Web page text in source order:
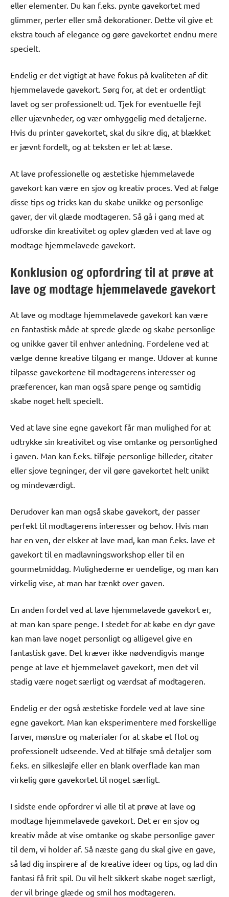
eller elementer. Du kan f.eks. pynte gavekortet med
glimmer, perler eller små dekorationer. Dette vil give et
ekstra touch af elegance og gøre gavekortet endnu mere
specielt.
Endelig er det vigtigt at have fokus på kvaliteten af dit
hjemmelavede gavekort. Sørg for, at det er ordentligt
lavet og ser professionelt ud. Tjek for eventuelle fejl
eller ujævnheder, og vær omhyggelig med detaljerne.
Hvis du printer gavekortet, skal du sikre dig, at blækket
er jævnt fordelt, og at teksten er let at læse.
At lave professionelle og æstetiske hjemmelavede
gavekort kan være en sjov og kreativ proces. Ved at følge
disse tips og tricks kan du skabe unikke og personlige
gaver, der vil glæde modtageren. Så gå i gang med at
udforske din kreativitet og oplev glæden ved at lave og
modtage hjemmelavede gavekort.
Konklusion og opfordring til at prøve at
lave og modtage hjemmelavede gavekort
At lave og modtage hjemmelavede gavekort kan være
en fantastisk måde at sprede glæde og skabe personlige
og unikke gaver til enhver anledning. Fordelene ved at
vælge denne kreative tilgang er mange. Udover at kunne
tilpasse gavekortene til modtagerens interesser og
præferencer, kan man også spare penge og samtidig
skabe noget helt specielt.
Ved at lave sine egne gavekort får man mulighed for at
udtrykke sin kreativitet og vise omtanke og personlighed
i gaven. Man kan f.eks. tilføje personlige billeder, citater
eller sjove tegninger, der vil gøre gavekortet helt unikt
og mindeværdigt.
Derudover kan man også skabe gavekort, der passer
perfekt til modtagerens interesser og behov. Hvis man
har en ven, der elsker at lave mad, kan man f.eks. lave et
gavekort til en madlavningsworkshop eller til en
gourmetmiddag. Mulighederne er uendelige, og man kan
virkelig vise, at man har tænkt over gaven.
En anden fordel ved at lave hjemmelavede gavekort er,
at man kan spare penge. I stedet for at købe en dyr gave
kan man lave noget personligt og alligevel give en
fantastisk gave. Det kræver ikke nødvendigvis mange
penge at lave et hjemmelavet gavekort, men det vil
stadig være noget særligt og værdsat af modtageren.
Endelig er der også æstetiske fordele ved at lave sine
egne gavekort. Man kan eksperimentere med forskellige
farver, mønstre og materialer for at skabe et flot og
professionelt udseende. Ved at tilføje små detaljer som
f.eks. en silkesløjfe eller en blank overflade kan man
virkelig gøre gavekortet til noget særligt.
I sidste ende opfordrer vi alle til at prøve at lave og
modtage hjemmelavede gavekort. Det er en sjov og
kreativ måde at vise omtanke og skabe personlige gaver
til dem, vi holder af. Så næste gang du skal give en gave,
så lad dig inspirere af de kreative ideer og tips, og lad din
fantasi få frit spil. Du vil helt sikkert skabe noget særligt,
der vil bringe glæde og smil hos modtageren.